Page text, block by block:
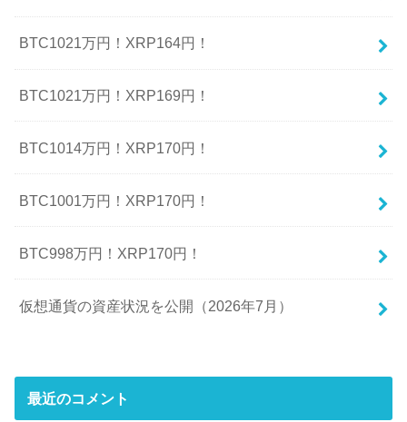
BTC1021万円！XRP164円！
BTC1021万円！XRP169円！
BTC1014万円！XRP170円！
BTC1001万円！XRP170円！
BTC998万円！XRP170円！
仮想通貨の資産状況を公開（2026年7月）
最近のコメント